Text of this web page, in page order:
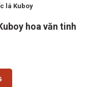
lá Kuboy
hoa văn tinh
văn tinh tế KC8-29 cao cấp